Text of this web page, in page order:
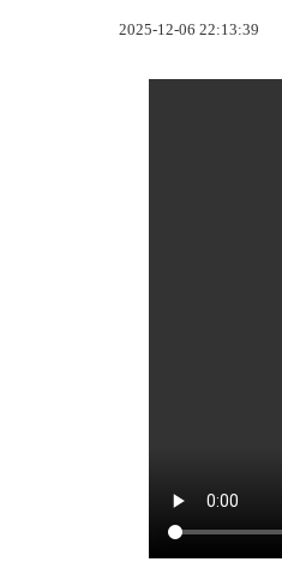
2025-12-06 22:13:39